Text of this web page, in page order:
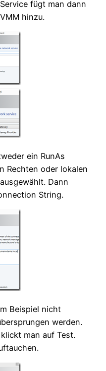
fügt man dann
hinzu.
ein RunAs
Rechten oder lokalen
Dann
String.
Beispiel nicht
werden.
man auf Test.